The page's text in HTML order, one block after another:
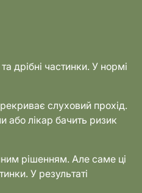
дрібні частинки. У нормі
слуховий прохід.
або лікар бачить ризик
рішенням. Але саме ці
У результаті